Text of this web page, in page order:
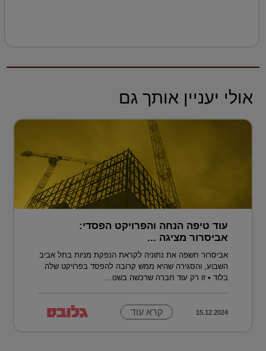
אולי יעניין אותך גם
עוד טיפה הנחה והפרויקט הפסדי:
אביסרור מציגה ...
אביסרור חשפה את נתוניה לקראת הנפקת מניות בתל אביב
השבוע, והסגירה שהיא ממש קרובה להפסד בפרויקט שלה
בלוד • זו רק עוד חברה שרכשה בשנו...
15.12.2024 קרא עוד